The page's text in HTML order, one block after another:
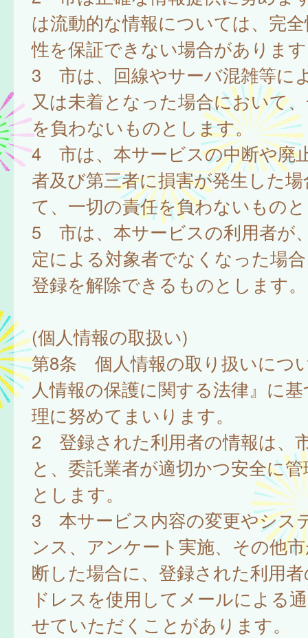
は流動的な情報については、完
性を保証できない場合がありま
3 市は、回線やサーバ混雑等に
又は未着となった場合において
を負わないものとします。
4 市は、本サービスの中断や廃
者及び第三者に損害が発生した
て、一切の責任を負わないもの
5 市は、本サービスの利用者が
定による対象者でなくなった場
登録を解除できるものとします。
(個人情報の取扱い)
第8条 個人情報の取り扱いにつ
人情報の保護に関する法律』に
理に努めてまいります。
2 登録された利用者の情報は、
と、委託業者が適切かつ安全に
とします。
3 本サービス内容の変更やシス
ンス、アンケート実施、その他
断した場合に、登録された利用
ドレスを使用してメールによる
せていただくことがあります。